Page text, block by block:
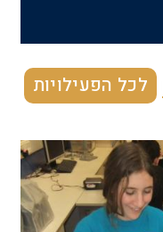
לכל הפעילויות